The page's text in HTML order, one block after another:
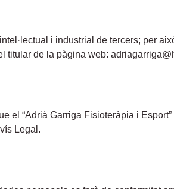
i industrial de tercers; per
titular de la pàgina web:
el “Adrià Garriga Fisioteràpia i
Legal.